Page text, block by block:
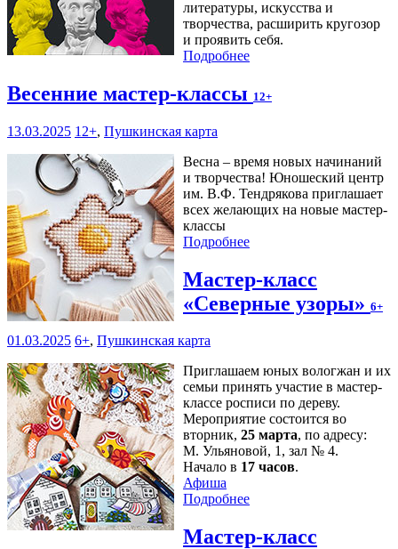
литературы, искусства и
творчества, расширить кругозор
и проявить себя.
Подробнее
Весенние мастер-классы 12+
13.03.2025 12+, Пушкинская карта
Весна – время новых начинаний
и творчества! Юношеский центр
им. В.Ф. Тендрякова приглашает
всех желающих на новые мастер-
классы
Подробнее
Мастер-класс
«Северные узоры» 6+
01.03.2025 6+, Пушкинская карта
Приглашаем юных вологжан и их
семьи принять участие в мастер-
классе росписи по дереву.
Мероприятие состоится во
вторник, 25 марта, по адресу:
М. Ульяновой, 1, зал № 4.
Начало в 17 часов.
Афиша
Подробнее
Мастер-класс